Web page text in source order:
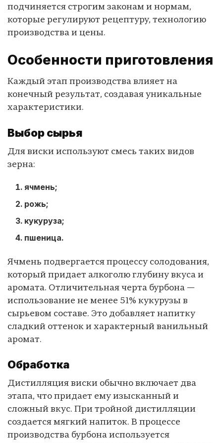
подчиняется строгим законам и нормам,
которые регулируют рецептуру, технологию
производства и цены.
Особенности приготовления
Каждый этап производства влияет на
конечный результат, создавая уникальные
характеристики.
Выбор сырья
Для виски используют смесь таких видов
зерна:
ячмень;
рожь;
кукуруза;
пшеница.
Ячмень подвергается процессу солодования,
который придает алкоголю глубину вкуса и
аромата. Отличительная черта бурбона —
использование не менее 51% кукурузы в
сырьевом составе. Это добавляет напитку
сладкий оттенок и характерный ванильный
аромат.
Обработка
Дистилляция виски обычно включает два
этапа, что придает ему изысканный и
сложный вкус. При тройной дистилляции
создается мягкий напиток. В процессе
производства бурбона используется